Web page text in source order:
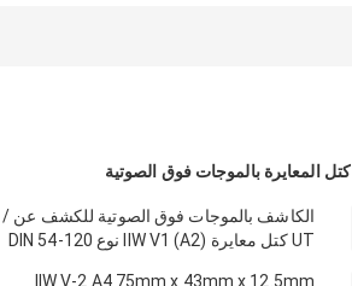
كتل المعايرة بالموجات فوق الصوتية
الكاشف بالموجات فوق الصوتية للكشف عن /
UT كتل معايرة IIW V1 (A2) نوع DIN 54-120
IIW V-2 A4 75mm x 43mm x 12.5mm